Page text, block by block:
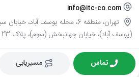
info@itc-co.com
تهران، منطقه 6، محله یوسف آباد،
(یوسف آباد)، خیابان جهانبخش (سوم)، پلاک 23
تماس مسیریابی